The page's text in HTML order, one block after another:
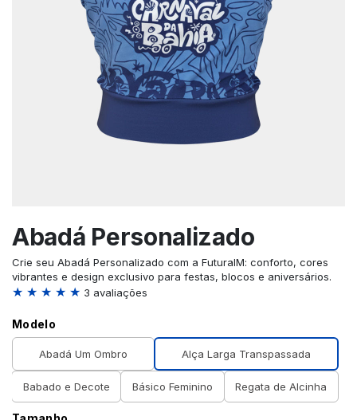
Abadá Personalizado
Crie seu Abadá Personalizado com a FuturaIM: conforto, cores
vibrantes e design exclusivo para festas, blocos e aniversários.
★ ★ ★ ★ ★ 3 avaliações
Modelo
Abadá Um Ombro Alça Larga Transpassada
Babado e Decote Básico Feminino Regata de Alcinha